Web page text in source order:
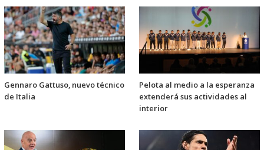
Gennaro Gattuso, nuevo técnico
de Italia
Pelota al medio a la esperanza
extenderá sus actividades al
interior